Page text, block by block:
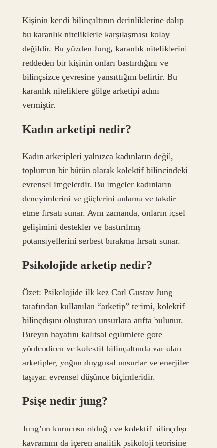
Kişinin kendi bilinçaltının derinliklerine dalıp
bu karanlık niteliklerle karşılaşması kolay
değildir. Bu yüzden Jung, karanlık niteliklerini
reddeden bir kişinin onları bastırdığını ve
bilinçsizce çevresine yansıttığını belirtir. Bu
karanlık niteliklere gölge arketipi adını
vermiştir.
Kadın arketipi nedir?
Kadın arketipleri yalnızca kadınların değil,
toplumun bir bütün olarak kolektif bilincindeki
evrensel imgelerdir. Bu imgeler kadınların
deneyimlerini ve güçlerini anlama ve takdir
etme fırsatı sunar. Aynı zamanda, onların içsel
gelişimini destekler ve bastırılmış
potansiyellerini serbest bırakma fırsatı sunar.
Psikolojide arketip nedir?
Özet: Psikolojide ilk kez Carl Gustav Jung
tarafından kullanılan “arketip” terimi, kolektif
bilinçdışını oluşturan unsurlara atıfta bulunur.
Bireyin hayatını kalıtsal eğilimlere göre
yönlendiren ve kolektif bilinçaltında var olan
arketipler, yoğun duygusal unsurlar ve enerjiler
taşıyan evrensel düşünce biçimleridir.
Psişe nedir jung?
Jung’un kurucusu olduğu ve kolektif bilinçdışı
kavramını da içeren analitik psikoloji teorisine